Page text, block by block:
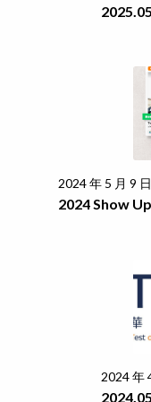
2024 年 5 月 9 日
2024 Show
2024 年